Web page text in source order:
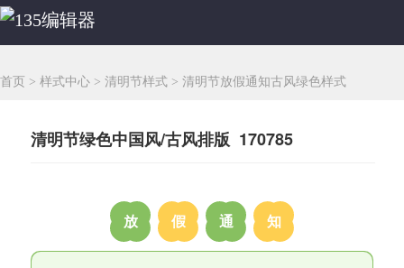
首页 > 样式中心 > 清明节样式 > 清明节放假通知古风绿色样式
清明节绿色中国风/古风排版 170785
放 假 通 知